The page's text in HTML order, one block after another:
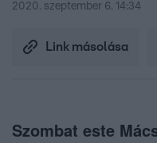
2020. szeptember 6. 14:34
Link másolása
Szombat este